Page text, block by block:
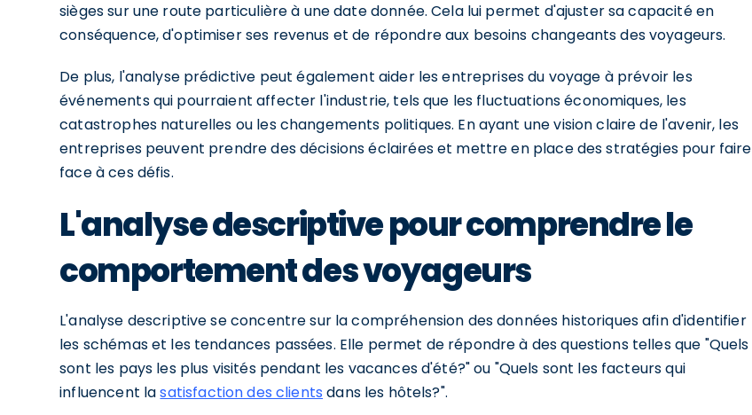
sièges sur une route particulière à une date donnée. Cela lui permet d'ajuster sa capacité en
conséquence, d'optimiser ses revenus et de répondre aux besoins changeants des voyageurs.
De plus, l'analyse prédictive peut également aider les entreprises du voyage à prévoir les
événements qui pourraient affecter l'industrie, tels que les fluctuations économiques, les
catastrophes naturelles ou les changements politiques. En ayant une vision claire de l'avenir, les
entreprises peuvent prendre des décisions éclairées et mettre en place des stratégies pour faire
face à ces défis.
L'analyse descriptive pour comprendre le
comportement des voyageurs
L'analyse descriptive se concentre sur la compréhension des données historiques afin d'identifier
les schémas et les tendances passées. Elle permet de répondre à des questions telles que "Quels
sont les pays les plus visités pendant les vacances d'été?" ou "Quels sont les facteurs qui
influencent lasatisfaction des clients dans les hôtels?".